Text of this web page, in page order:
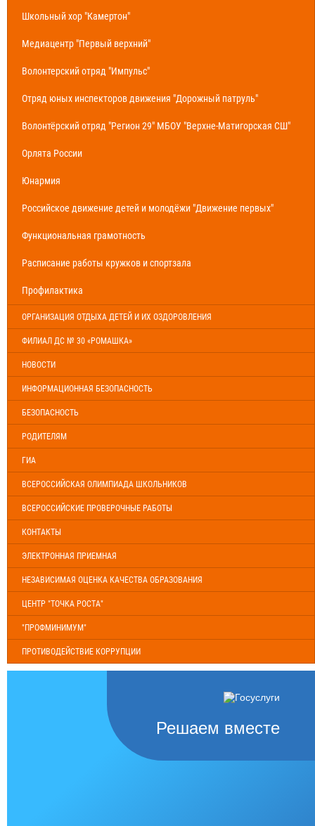
Школьный хор "Камертон"
Медиацентр "Первый верхний"
Волонтерский отряд "Импульс"
Отряд юных инспекторов движения "Дорожный патруль"
Волонтёрский отряд "Регион 29" МБОУ "Верхне-Матигорская СШ"
Орлята России
Юнармия
Российское движение детей и молодёжи "Движение первых"
Функциональная грамотность
Расписание работы кружков и спортзала
Профилактика
ОРГАНИЗАЦИЯ ОТДЫХА ДЕТЕЙ И ИХ ОЗДОРОВЛЕНИЯ
ФИЛИАЛ ДС № 30 «РОМАШКА»
НОВОСТИ
ИНФОРМАЦИОННАЯ БЕЗОПАСНОСТЬ
БЕЗОПАСНОСТЬ
РОДИТЕЛЯМ
ГИА
ВСЕРОССИЙСКАЯ ОЛИМПИАДА ШКОЛЬНИКОВ
ВСЕРОССИЙСКИЕ ПРОВЕРОЧНЫЕ РАБОТЫ
КОНТАКТЫ
ЭЛЕКТРОННАЯ ПРИЕМНАЯ
НЕЗАВИСИМАЯ ОЦЕНКА КАЧЕСТВА ОБРАЗОВАНИЯ
ЦЕНТР "ТОЧКА РОСТА"
"ПРОФМИНИМУМ"
ПРОТИВОДЕЙСТВИЕ КОРРУПЦИИ
Решаем вместе